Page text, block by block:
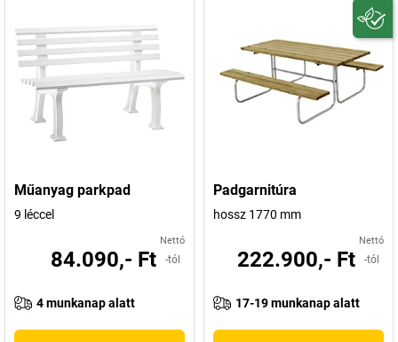
Műanyag parkpad
9 léccel
Nettó
84.090,- Ft -tól
4 munkanap alatt
Padgarnitúra
hossz 1770 mm
Nettó
222.900,- Ft -tól
17-19 munkanap alatt